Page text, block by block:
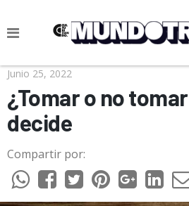
NOTICIAS
CULTURA POP
CIENCIA Y TECNOLOGÍA
VIDA
SOCIEDAD
Junio 25, 2022
¿Tomar o no
decide
Compartir por: